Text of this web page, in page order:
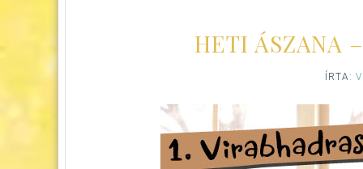
HETI ÁSZANA
ÍRTA: